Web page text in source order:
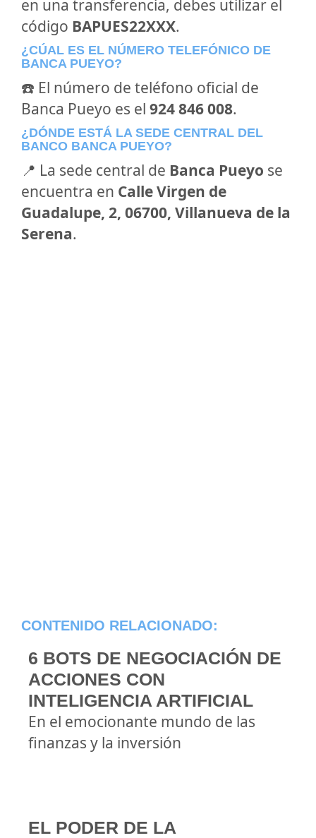
en una transferencia, debes utilizar el
código BAPUES22XXX.
¿CÚAL ES EL NÚMERO TELEFÓNICO DE
BANCA PUEYO?
☎️ El número de teléfono oficial de
Banca Pueyo es el 924 846 008.
¿DÓNDE ESTÁ LA SEDE CENTRAL DEL
BANCO BANCA PUEYO?
📍 La sede central de Banca Pueyo se
encuentra en Calle Virgen de
Guadalupe, 2, 06700, Villanueva de la
Serena.
CONTENIDO RELACIONADO:
6 BOTS DE NEGOCIACIÓN DE
ACCIONES CON
INTELIGENCIA ARTIFICIAL
En el emocionante mundo de las
finanzas y la inversión
EL PODER DE LA